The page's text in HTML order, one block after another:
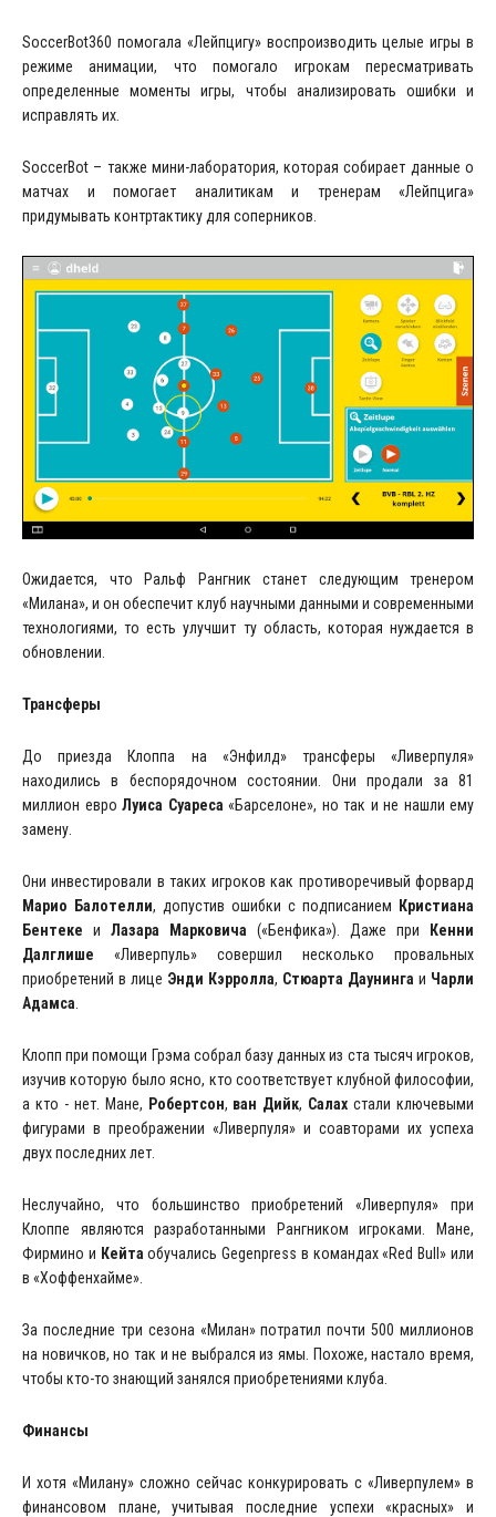
SoccerBot360 помогала «Лейпцигу» воспроизводить целые игры в
режиме анимации, что помогало игрокам пересматривать
определенные моменты игры, чтобы анализировать ошибки и
исправлять их.
SoccerBot – также мини-лаборатория, которая собирает данные о
матчах и помогает аналитикам и тренерам «Лейпцига»
придумывать контртактику для соперников.
Ожидается, что Ральф Рангник станет следующим тренером
«Милана», и он обеспечит клуб научными данными и современными
технологиями, то есть улучшит ту область, которая нуждается в
обновлении.
Трансферы
До приезда Клоппа на «Энфилд» трансферы «Ливерпуля»
находились в беспорядочном состоянии. Они продали за 81
миллион евро Луиса Суареса «Барселоне», но так и не нашли ему
замену.
Они инвестировали в таких игроков как противоречивый форвард
Марио
Балотелли, допустив ошибки с подписанием
Кристиана
Бентеке и Лазара Марковича («Бенфика»). Даже при
Кенни
Далглише «Ливерпуль» совершил несколько провальных
приобретений в лице Энди Кэрролла, Стюарта Даунинга и Чарли
Адамса
Клопп при помощи Грэма собрал базу данных из ста тысяч игроков,
изучив которую было ясно, кто соответствует клубной философии,
а кто - нет. Мане, Робертсон, ван Дийк, Салах стали ключевыми
фигурами в преображении «Ливерпуля» и соавторами их успеха
двух последних лет.
Неслучайно, что большинство приобретений «Ливерпуля» при
Клоппе являются разработанными Рангником игроками. Мане,
Фирмино и Кейта обучались Gegenpress в командах «Red Bull» или
в «Хоффенхайме».
За последние три сезона «Милан» потратил почти 500 миллионов
на новичков, но так и не выбрался из ямы. Похоже, настало время,
чтобы кто-то знающий занялся приобретениями клуба.
Финансы
И хотя «Милану» сложно сейчас конкурировать с «Ливерпулем» в
финансовом плане, учитывая последние успехи «красных» и